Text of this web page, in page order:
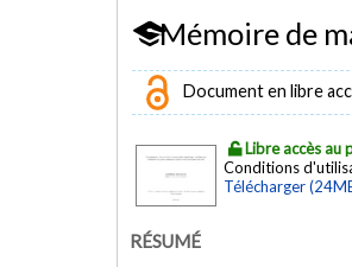
Mémoire de
Document en libre
Libre accès au
Conditions
Télécharger
RÉSUMÉ